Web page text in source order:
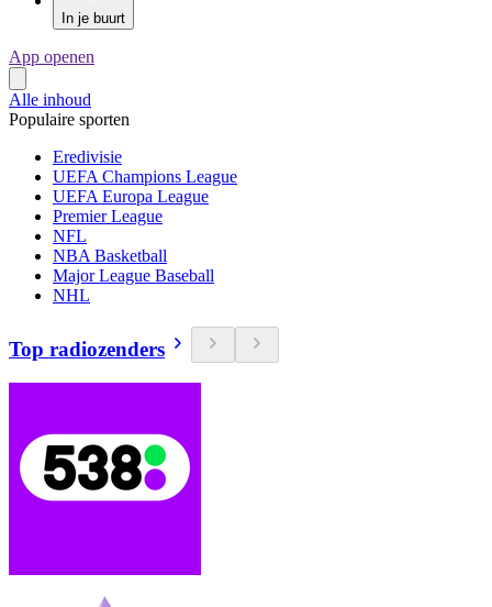
In je buurt
App openen
Alle inhoud
Populaire sporten
Eredivisie
UEFA Champions League
UEFA Europa League
Premier League
NFL
NBA Basketball
Major League Baseball
NHL
Top radiozenders